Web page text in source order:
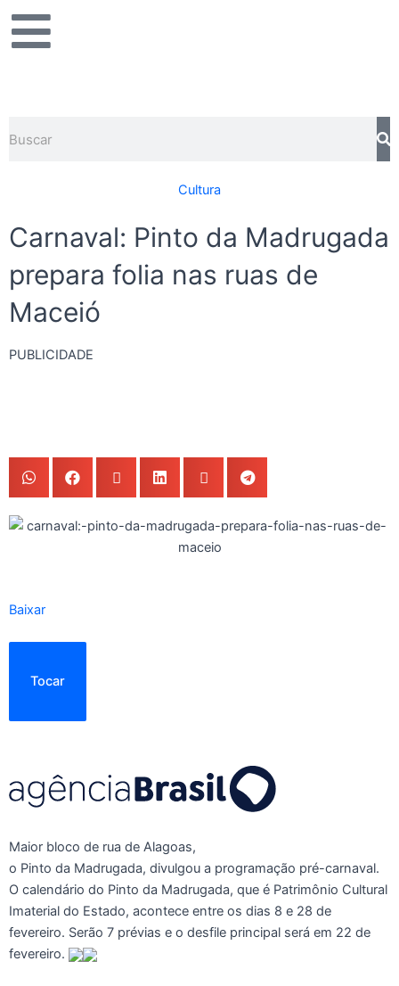
para
Cultura
Carnaval: Pinto da Madrugada
prepara folia nas ruas de
Maceió
PUBLICIDADE
Baixar
Tocar
Maior bloco de rua de Alagoas,
o Pinto da Madrugada, divulgou a programação pré-carnaval.
O calendário do Pinto da Madrugada, que é Patrimônio Cultural
Imaterial do Estado, acontece entre os dias 8 e 28 de
fevereiro. Serão 7 prévias e o desfile principal será em 22 de
fevereiro.